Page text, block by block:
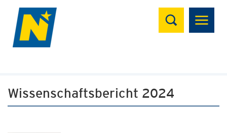
Suchen
Wissenschaftsbericht 2024